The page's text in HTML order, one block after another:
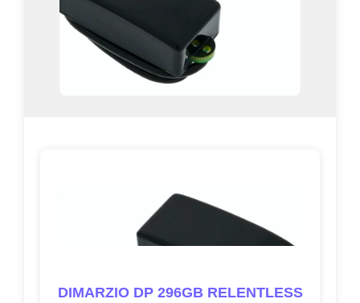
DIMARZIO DP 296GB RELENTLESS